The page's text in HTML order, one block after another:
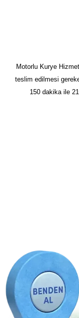
Motorlu Kurye
teslim edilmesi
150 dakika ile